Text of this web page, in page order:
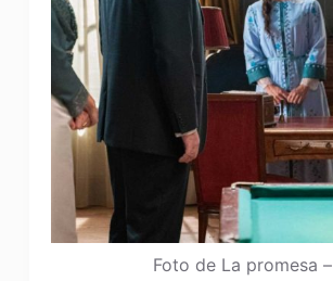
Foto de La promesa –